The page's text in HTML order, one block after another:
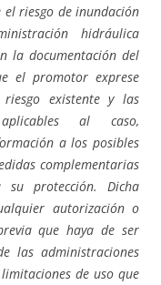
riesgo de inundación
hidráulica
la documentación del
el promotor exprese
existente y las
al caso,
a los posibles
complementarias
protección. Dicha
autorización o
que haya de ser
las administraciones
de uso que